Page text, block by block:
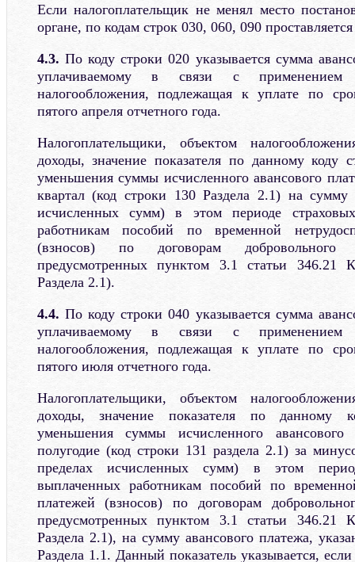
Если налогоплательщик не менял место
органе, по кодам строк 030, 060, 090
4.3. По коду строки 020 указывается сумма
уплачиваемому в связи с применением
налогообложения, подлежащая к уплате по
пятого апреля отчетного года.
Налогоплательщики, объектом
доходы, значение показателя по данному коду
уменьшения суммы исчисленного авансового
квартал (код строки 130 Раздела 2.1) на
исчисленных сумм) в этом периоде
работникам пособий по временной
(взносов) по договорам добровольного
предусмотренных пунктом 3.1 статьи 346.21
Раздела 2.1).
4.4. По коду строки 040 указывается сумма
уплачиваемому в связи с применением
налогообложения, подлежащая к уплате по
пятого июля отчетного года.
Налогоплательщики, объектом
доходы, значение показателя по данному
уменьшения суммы исчисленного
полугодие (код строки 131 раздела 2.1) за
пределах исчисленных сумм) в этом
выплаченных работникам пособий по
платежей (взносов) по договорам
предусмотренных пунктом 3.1 статьи 346.21
Раздела 2.1), на сумму авансового платежа,
Раздела 1.1. Данный показатель указывается,